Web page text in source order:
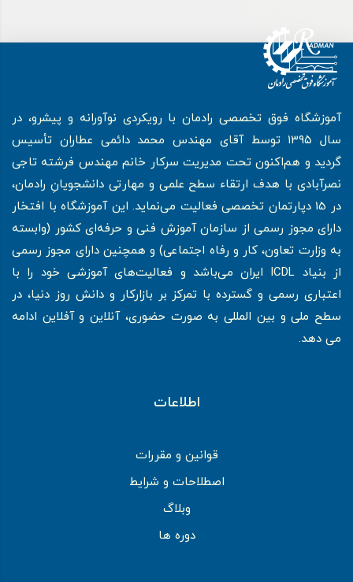
آموزشگاه فوق تخصصی رادمان با رویکردی نوآورانه و پیشرو، در
سال ۱۳۹۵ توسط آقای مهندس محمد دائمی عطاران تأسیس
گردید و هم‌اکنون تحت مدیریت سرکار خانم مهندس فرشته تاجی
نصرآبادی با هدف ارتقاء سطح علمی و مهارتی دانشجویانِ رادمان،
در 15 دپارتمان تخصصی فعالیت می‌نماید. این آموزشگاه با افتخار
دارای مجوز رسمی از سازمان آموزش فنی و حرفه‌ای کشور (وابسته
به وزارت تعاون، کار و رفاه اجتماعی) و همچنین دارای مجوز رسمی
از بنیاد ICDL ایران می‌باشد و فعالیت‌های آموزشی خود را با
اعتباری رسمی و گسترده با تمرکز بر بازارکار و دانش روز دنیا، در
سطح ملی و بین المللی به صورت حضوری، آنلاین و آفلاین ادامه
می دهد.
اطلاعات
قوانین و مقررات
اصطلاحات و شرایط
وبلاگ
دوره ها